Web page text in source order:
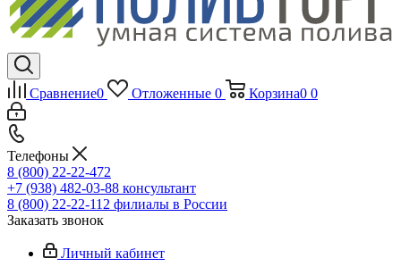
Сравнение0 Отложенные 0 Корзина0 0
Телефоны
8 (800) 22-22-472
+7 (938) 482-03-88 консультант
8 (800) 22-22-112 филиалы в России
Заказать звонок
Личный кабинет